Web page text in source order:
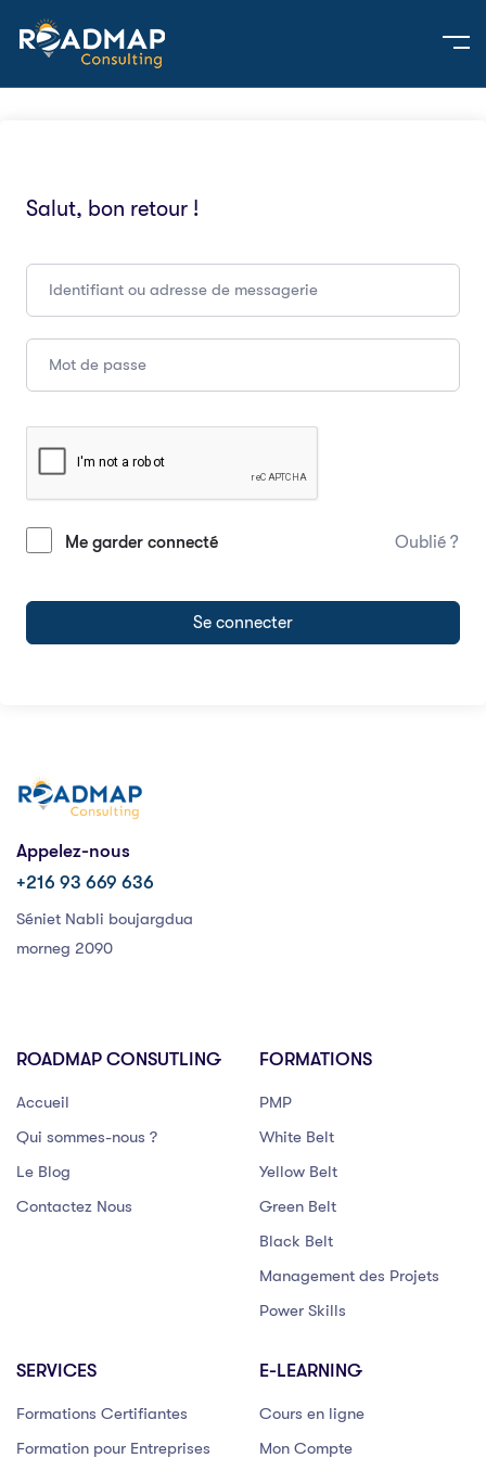
Salut, bon retour !
Me garder connecté Oublié ?
Se connecter
Appelez-nous
+216 93 669 636
Séniet Nabli boujargdua
morneg 2090
ROADMAP CONSUTLING
Accueil
Qui sommes-nous ?
Le Blog
Contactez Nous
FORMATIONS
PMP
White Belt
Yellow Belt
Green Belt
Black Belt
Management des Projets
Power Skills
SERVICES
Formations Certifiantes
Formation pour Entreprises
E-LEARNING
Cours en ligne
Mon Compte